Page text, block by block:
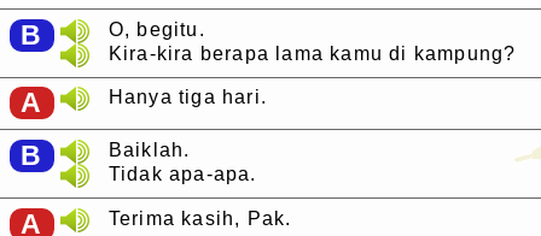
B
O, begitu.
Kira-kira berapa lama kamu di kampung?
A Hanya tiga hari.
B
Baiklah.
Tidak apa-apa.
A Terima kasih, Pak.